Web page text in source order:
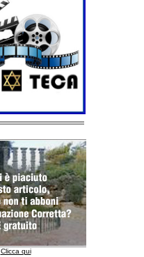
Clicca qui